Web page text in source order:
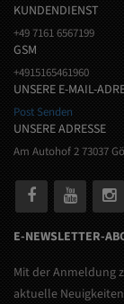
KUNDENDIENST
+49 7161 6567199
GSM
+4915165461960
UNSERE E-MAIL-
Post Senden
UNSERE ADRESSE
Am Autohof 2 73037
E-NEWSLETTER-
Mit der Anmeldung
aktuelle